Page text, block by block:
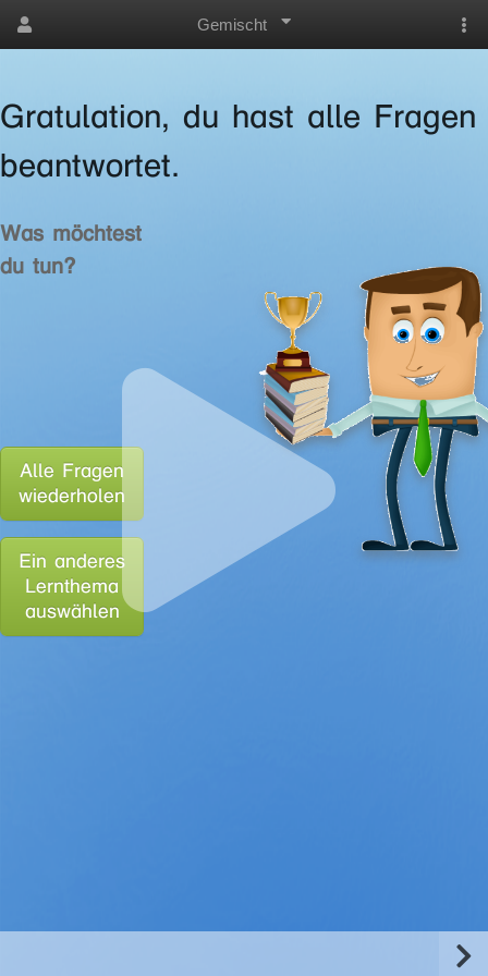
Gemischt
Gratulation, du hast alle Fragen
beantwortet.
Was möchtest
du tun?
Alle Fragen
wiederholen
Ein anderes
Lernthema
auswählen